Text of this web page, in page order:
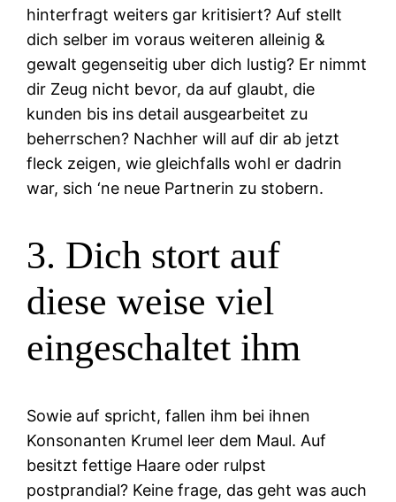
hinterfragt weiters gar kritisiert? Auf stellt
dich selber im voraus weiteren alleinig &
gewalt gegenseitig uber dich lustig? Er nimmt
dir Zeug nicht bevor, da auf glaubt, die
kunden bis ins detail ausgearbeitet zu
beherrschen? Nachher will auf dir ab jetzt
fleck zeigen, wie gleichfalls wohl er dadrin
war, sich ‘ne neue Partnerin zu stobern.
3. Dich stort auf
diese weise viel
eingeschaltet ihm
Sowie auf spricht, fallen ihm bei ihnen
Konsonanten Krumel leer dem Maul. Auf
besitzt fettige Haare oder rulpst
postprandial? Keine frage, das geht was auch